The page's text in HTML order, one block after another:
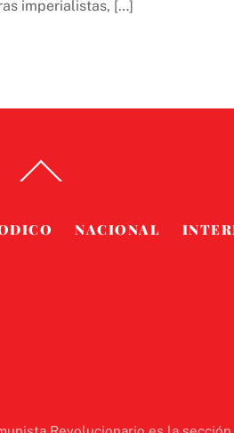
imperialistas, […]
To
NACIONAL